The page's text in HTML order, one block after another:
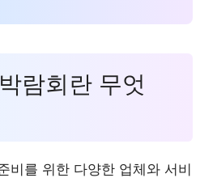
람회란 무엇
비를 위한 다양한 업체와 서비